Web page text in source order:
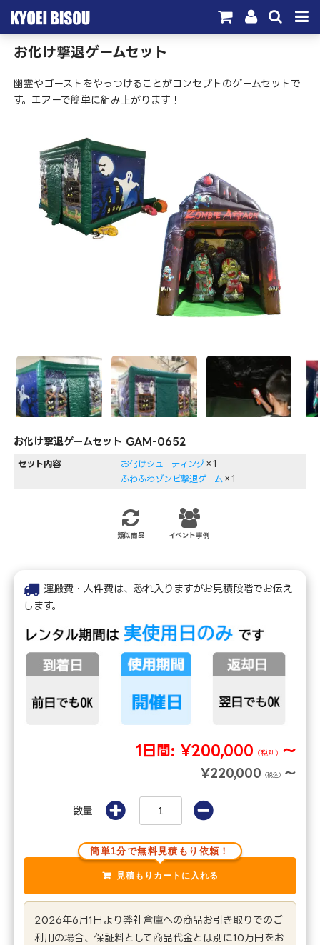
サービス
取引実績
会社概要
お問い合わせ
お化け撃退ゲームセット
幽霊やゴーストをやっつけることがコンセプトのゲームセットで
す。エアーで簡単に組み上がります！
お化け撃退ゲームセット GAM-0652
セット内容 お化けシューティング ×1
ふわふわゾンビ撃退ゲーム ×1
類似商品 イベント事例
運搬費・人件費は、恐れ入りますがお見積段階でお伝え
します。
1日間: ¥200,000 （税別） ～
¥220,000 （税込） ～
数量
簡単1分で無料見積もり依頼！
2026年6月1日より弊社倉庫への商品お引き取りでのご
利用の場合、保証料として商品代金とは別に10万円をお